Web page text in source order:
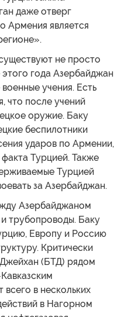
даже отверг
Армения является
не просто
этого года Азербайджан
учения. Есть
что после учений
оружие. Баку
беспилотники
ударов по Армении,
Турцией. Также
Турцией
за Азербайджан.
Азербайджаном
и трубопроводы. Баку
Европу и Россию
Критически
(БТД) рядом
в нескольких
в Нагорном